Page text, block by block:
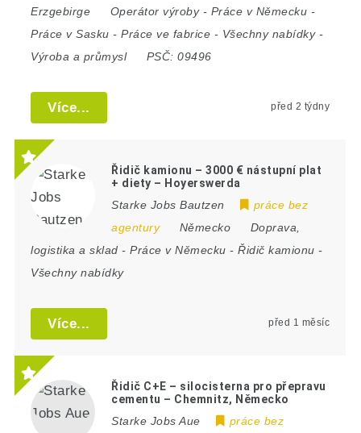
Erzgebirge
Operátor výroby- Práce v Německu -
Práce v Sasku -Práce ve fabrice - Všechny nabídky-
Výroba a průmysl
PSČ:09496
Více... před 2 týdny
Řidič kamionu – 3000 € nástupní plat
+ diety – Hoyerswerda
Starke Jobs Bautzen
práce bez
agentury
Německo
Doprava,
logistika a sklad -Práce v Německu -Řidič kamionu -
Všechny nabídky
Více... před 1 měsíc
Řidič C+E – silocisterna pro přepravu
cementu – Chemnitz, Německo
Starke Jobs Aue
práce bez